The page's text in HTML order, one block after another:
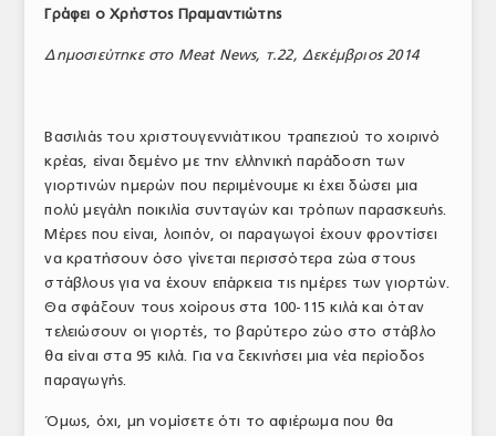
ΣΥΝΕΔΡΙΟ ΚΡΕΑΤΟΣ
Γράφει ο Χρήστος Πραμαντιώτης
Δημοσιεύτηκε στο Meat News, τ.22, Δεκέμβριος 2014
Βασιλιάς του χριστουγεννιάτικου τραπεζιού το χοιρινό
κρέας, είναι δεμένο με την ελληνική παράδοση των
γιορτινών ημερών που περιμένουμε κι έχει δώσει μια
πολύ μεγάλη ποικιλία συνταγών και τρόπων παρασκευής.
Μέρες που είναι, λοιπόν, οι παραγωγοί έχουν φροντίσει
να κρατήσουν όσο γίνεται περισσότερα ζώα στους
στάβλους για να έχουν επάρκεια τις ημέρες των γιορτών.
Θα σφάξουν τους χοίρους στα 100-115 κιλά και όταν
τελειώσουν οι γιορτές, το βαρύτερο ζώο στο στάβλο
θα είναι στα 95 κιλά. Για να ξεκινήσει μια νέα περίοδος
παραγωγής.
Όμως, όχι, μη νομίσετε ότι το αφιέρωμα που θα